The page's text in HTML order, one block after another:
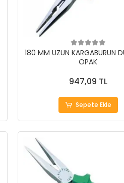
180 MM UZUN KARGABURUN
OPAK
947,09 TL
Sepete Ekle